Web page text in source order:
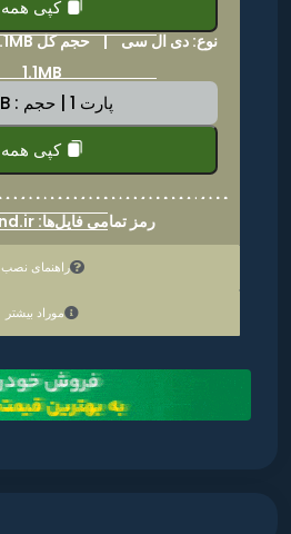
راهنمای نصب
موراد بیشتر
کپی همه
نوع: دی ال سی | حجم کل 2.1MB
1.1MB
پارت 1 | حجم : 1.1MB
کپی همه
رمز تمامی فایل‌ها: nintenland.ir